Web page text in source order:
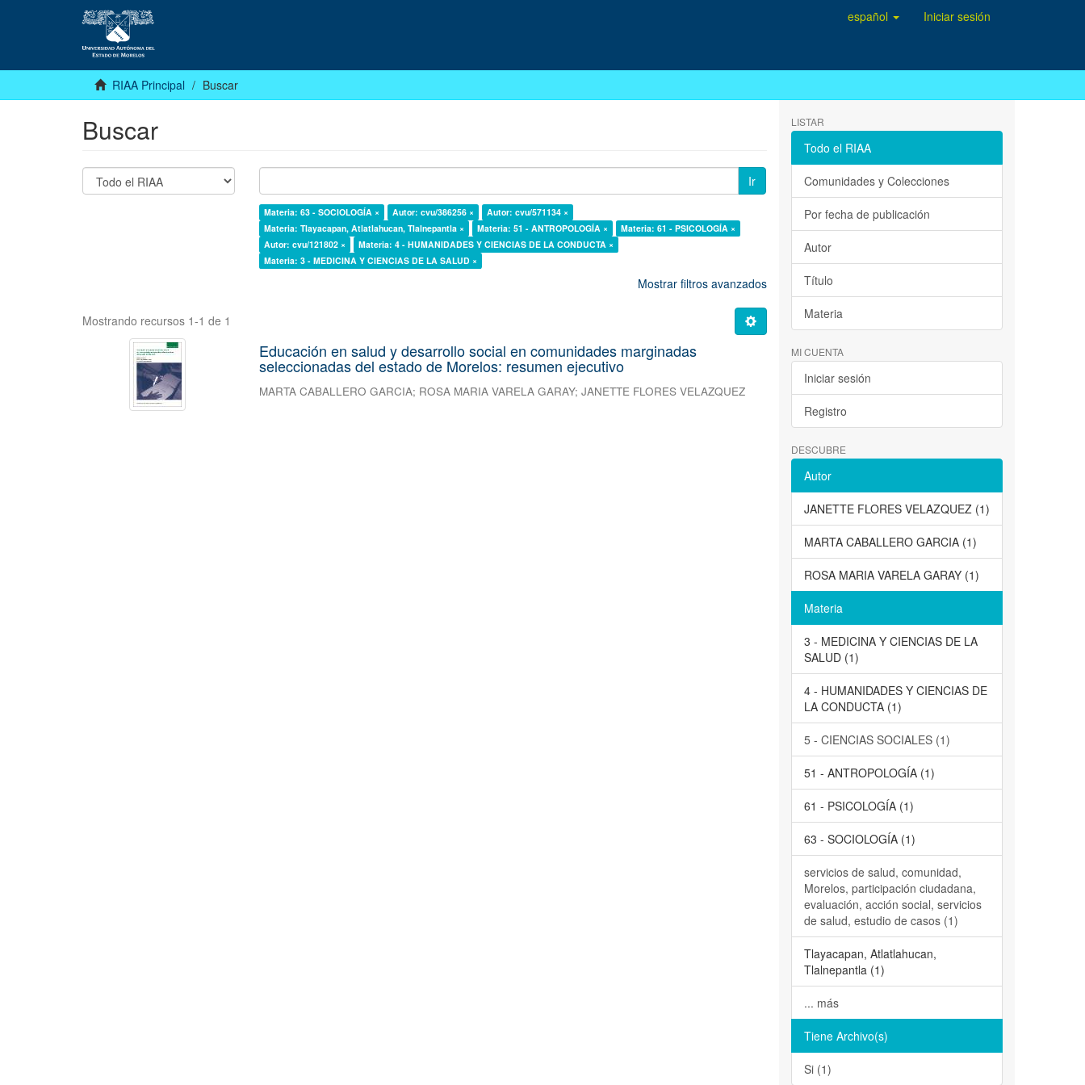
español Iniciar sesión
RIAA Principal Buscar
Buscar
Ir
Materia: 63 - SOCIOLOGÍA × Autor: cvu/386256 ×
Autor: cvu/571134 ×
Materia: Tlayacapan, Atlatlahucan, Tlalnepantla ×
Materia: 51 - ANTROPOLOGÍA ×
Materia: 61 - PSICOLOGÍA ×
Autor: cvu/121802 ×
Materia: 4 - HUMANIDADES Y CIENCIAS DE LA CONDUCTA ×
Materia: 3 - MEDICINA Y CIENCIAS DE LA SALUD ×
Mostrar filtros avanzados
Mostrando recursos 1-1 de 1
Educación en salud y desarrollo social en comunidades marginadas
seleccionadas del estado de Morelos: resumen ejecutivo
MARTA CABALLERO GARCIA; ROSA MARIA VARELA GARAY;JANETTE FLORES VELAZQUEZ
LISTAR
Todo el RIAA
Comunidades y Colecciones
Por fecha de publicación
Autor
Título
Materia
MI CUENTA
Iniciar sesión
Registro
DESCUBRE
Autor
JANETTE FLORES VELAZQUEZ (1)
MARTA CABALLERO GARCIA (1)
ROSA MARIA VARELA GARAY (1)
Materia
3 - MEDICINA Y CIENCIAS DE LA
SALUD (1)
4 - HUMANIDADES Y CIENCIAS DE
LA CONDUCTA (1)
5 - CIENCIAS SOCIALES (1)
51 - ANTROPOLOGÍA (1)
61 - PSICOLOGÍA (1)
63 - SOCIOLOGÍA (1)
servicios de salud, comunidad,
Morelos, participación ciudadana,
evaluación, acción social, servicios
de salud, estudio de casos (1)
Tlayacapan, Atlatlahucan,
Tlalnepantla (1)
... más
Tiene Archivo(s)
Si (1)